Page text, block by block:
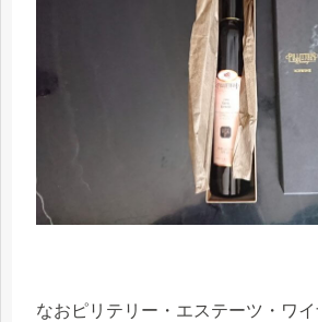
なおピリテリー・エステーツ・ワ